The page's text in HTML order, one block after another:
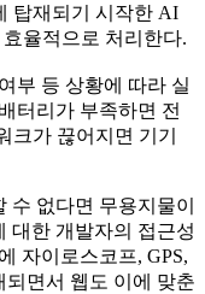
탑재되기 시작한 AI
율적으로 처리한다.
부 등 상황에 따라 실
터리가 부족하면 전
크가 끊어지면 기기
없다면 무용지물이
대한 개발자의 접근성
자이로스코프, GPS,
면서 웹도 이에 맞춘